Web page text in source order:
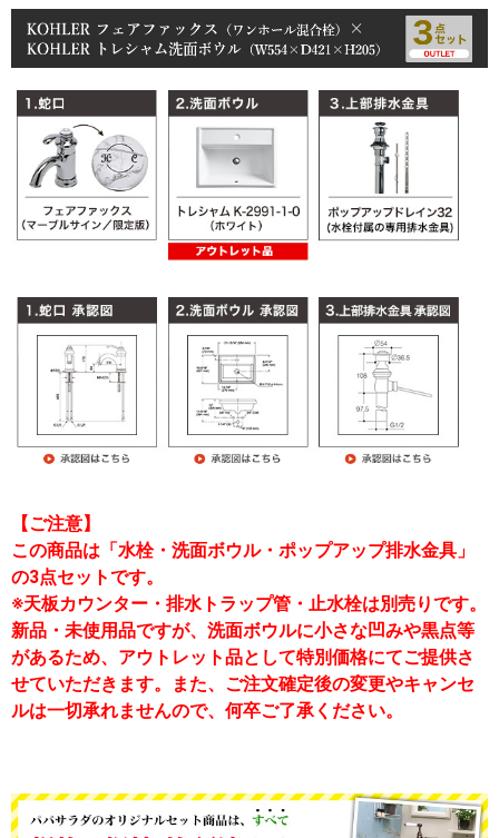
【ご注意】
この商品は「水栓・洗面ボウル・ポップアップ排水金具」
の3点セットです。
※天板カウンター・排水トラップ管・止水栓は別売りです。
新品・未使用品ですが、洗面ボウルに小さな凹みや黒点等
があるため、アウトレット品として特別価格にてご提供さ
せていただきます。また、ご注文確定後の変更やキャンセ
ルは一切承れませんので、何卒ご了承ください。